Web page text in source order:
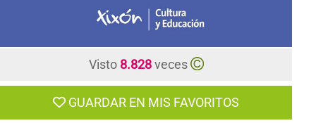
Visto 8.828 veces
GUARDAR EN MIS FAVORITOS